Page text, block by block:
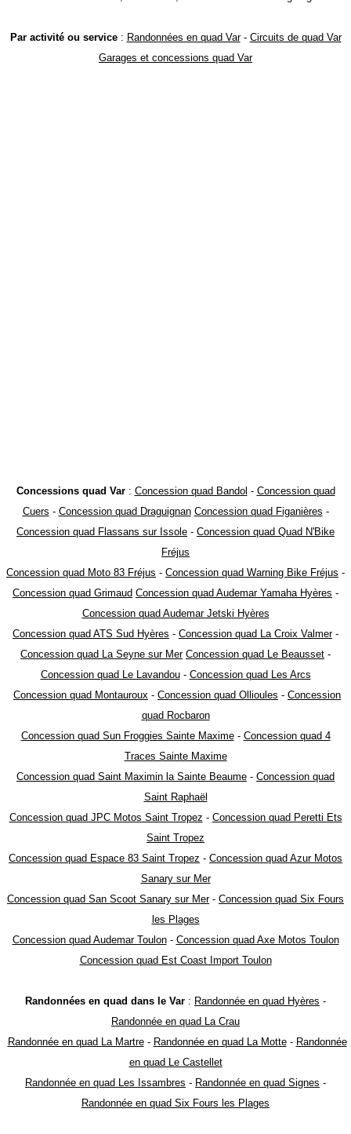
Par activité ou service: Randonnées en quad Var- Circuits de quad Var
Garages et concessions quad Var
Concessions quad Var: Concession quad Bandol - Concession quad
Cuers - Concession quad Draguignan Concession quad Figanières -
Concession quad Flassans sur Issole - Concession quad Quad N'Bike
Fréjus
Concession quad Moto 83 Fréjus - Concession quad Warning Bike Fréjus -
Concession quad Grimaud Concession quad Audemar Yamaha Hyères -
Concession quad Audemar Jetski Hyères
Concession quad ATS Sud Hyères - Concession quad La Croix Valmer-
Concession quad La Seyne sur Mer Concession quad Le Beausset -
Concession quad Le Lavandou- Concession quad Les Arcs
Concession quad Montauroux - Concession quad Ollioules - Concession
quad Rocbaron
Concession quad Sun Froggies Sainte Maxime- Concession quad 4
Traces Sainte Maxime
Concession quad Saint Maximin la Sainte Beaume - Concession quad
Saint Raphaël
Concession quad JPC Motos Saint Tropez - Concession quad Peretti Ets
Saint Tropez
Concession quad Espace 83 Saint Tropez - Concession quad Azur Motos
Sanary sur Mer
Concession quad San Scoot Sanary sur Mer- Concession quad Six Fours
les Plages
Concession quad Audemar Toulon- Concession quad Axe Motos Toulon
Concession quad Est Coast Import Toulon
Randonnées en quad dans le Var : Randonnée en quad Hyères -
Randonnée en quad La Crau
Randonnée en quad La Martre- Randonnée en quad La Motte- Randonnée
en quad Le Castellet
Randonnée en quad Les Issambres - Randonnée en quad Signes -
Randonnée en quad Six Fours les Plages